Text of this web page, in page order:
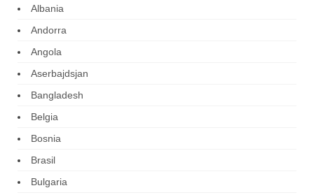
Albania
Andorra
Angola
Aserbajdsjan
Bangladesh
Belgia
Bosnia
Brasil
Bulgaria